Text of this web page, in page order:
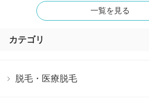
一覧を見る
カテゴリ
脱毛・医療脱毛